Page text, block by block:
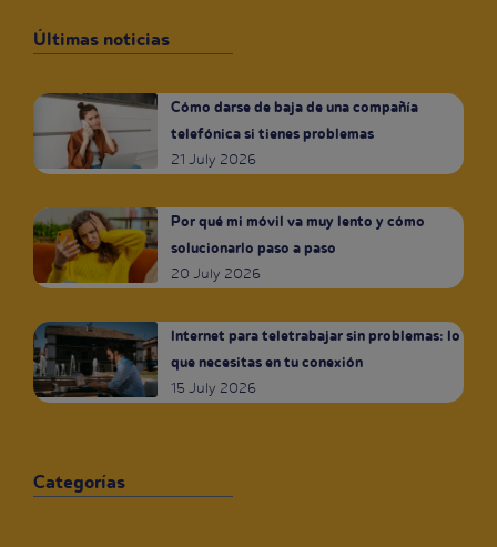
Últimas noticias
Cómo darse de baja de una compañía
telefónica si tienes problemas
21 July 2026
Por qué mi móvil va muy lento y cómo
solucionarlo paso a paso
20 July 2026
Internet para teletrabajar sin problemas: lo
que necesitas en tu conexión
15 July 2026
Categorías